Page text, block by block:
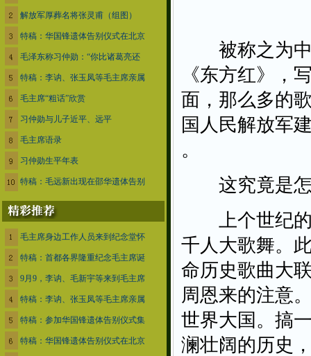
解放军厚葬名将张灵甫（组图）
特稿：华国锋遗体告别仪式在北京
毛泽东称习仲勋：“你比诸葛亮还
特稿：李讷、张玉凤等毛主席亲属
毛主席“粗话”欣赏
习仲勋与儿子近平、远平
毛主席语录
习仲勋生平年表
特稿：毛远新出现在邵华遗体告别
毛主席身边工作人员来到纪念堂怀
特稿：首都各界隆重纪念毛主席诞
9月9，李讷、毛新宇等来到毛主席
特稿：李讷、张玉凤等毛主席亲属
特稿：参加华国锋遗体告别仪式集
特稿：华国锋遗体告别仪式在北京
被称之为中
《东方红》，
面，那么多的
国人民解放军
。
这究竟是怎
上个世纪的
千人大歌舞。
命历史歌曲大
周恩来的注意
世界大国。搞
澜壮阔的历史